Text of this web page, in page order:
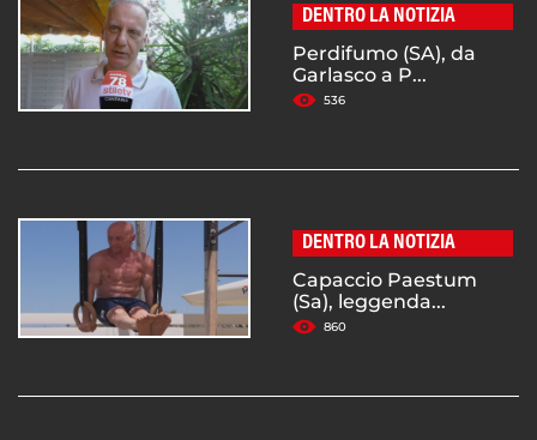
DENTRO LA NOTIZIA
Perdifumo (SA), da
Garlasco a P...
536
DENTRO LA NOTIZIA
Capaccio Paestum
(Sa), leggenda...
860